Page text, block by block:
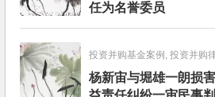
任为名誉委员
投资并购基金案例, 投资并购
杨新宙与堀雄一朗损